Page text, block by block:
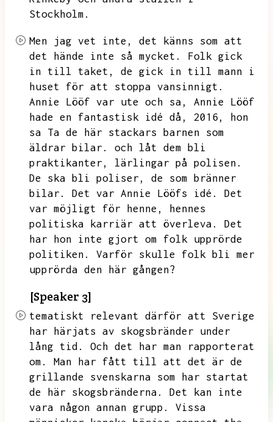
Stockholm.
Men jag vet inte,
det känns som att
det hände inte så mycket.
Folk gick
in till taket,
de gick in till mann i
huset för att stoppa vansinnigt.
Annie Lööf var ute och sa,
Annie Lööf
hade en fantastisk idé då,
2016,
hon
sa Ta de här stackars barnen som
äldrar bilar.
och låt dem bli
praktikanter,
lärlingar på polisen.
De ska bli poliser,
de som bränner
bilar.
Det var Annie Lööfs idé.
Det
var möjligt för henne,
hennes
politiska karriär att överleva.
Det
har hon inte gjort om folk upprörde
politiken.
Varför skulle folk bli mer
upprörda den här gången?
[Speaker 3]
tematiskt relevant därför att Sverige
har härjats av skogsbränder under
lång tid.
Och det har man rapporterat
om.
Man har fått till att det är de
grillande svenskarna som har startat
de här skogsbränderna.
Det kan inte
vara någon annan grupp.
Vissa